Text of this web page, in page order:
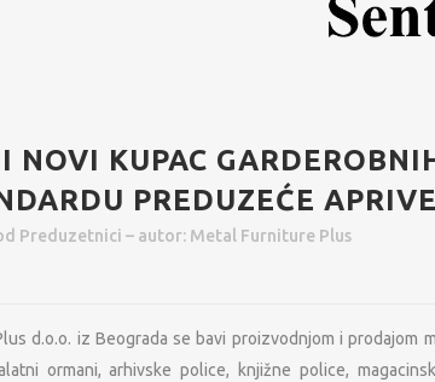
NOVI KUPAC
PREDUZEĆE
Preduzetnici – autor: Metal Furniture Plus
d.o.o. iz Beograda se bavi proizvodnjom i prodajom
ormani, arhivske police, knjižne police,